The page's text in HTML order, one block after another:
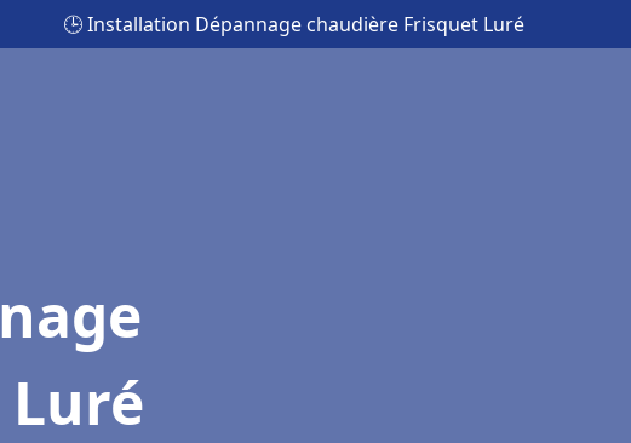
🕒 Installation Dépannage chaudière Frisquet Luré